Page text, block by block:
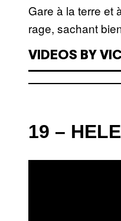
Gare à la terre et
rage, sachant
VIDEOS BY
19 –